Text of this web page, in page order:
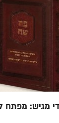
מגיש: מפתח